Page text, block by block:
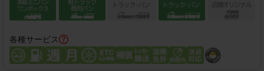
各種サービス